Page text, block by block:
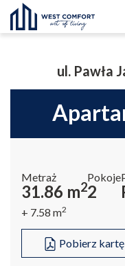
ul. Pawła
Metraż
31.86 m2
+ 7.58 m2
Pokoje
2
Pobierz